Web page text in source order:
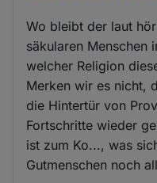
Wo bleibt der laut
säkularen Menschen
welcher Religion
Merken wir es nicht,
die Hintertür von
Fortschritte wieder
ist zum Ko..., was
Gutmenschen noch